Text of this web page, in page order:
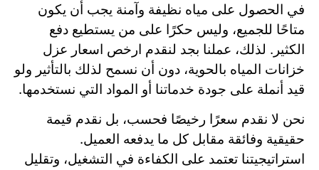
في الحصول على مياه نظيفة وآمنة يجب أن يكون
متاحًا للجميع، وليس حكرًا على من يستطيع دفع
الكثير. لذلك، عملنا بجد لنقدم ارخص اسعار عزل
خزانات المياه بالحوية، دون أن نسمح لذلك بالتأثير ولو
قيد أنملة على جودة خدماتنا أو المواد التي نستخدمها.
نحن لا نقدم سعرًا رخيصًا فحسب، بل نقدم قيمة
حقيقية وفائقة مقابل كل ما يدفعه العميل.
استراتيجيتنا تعتمد على الكفاءة في التشغيل، وتقليل